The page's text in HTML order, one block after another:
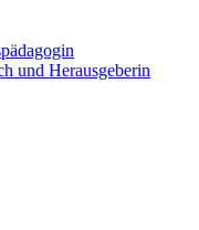
und Herausgeberin